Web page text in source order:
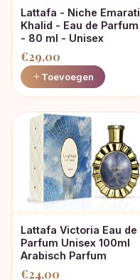
Lattafa - Niche Emarati
Khalid - Eau de Parfum
- 80 ml - Unisex
€29,00
Toevoegen
Lattafa Victoria Eau de
Parfum Unisex 100ml
Arabisch Parfum
€24,00